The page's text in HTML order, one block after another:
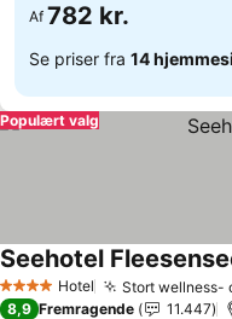
Af 782 kr.
Se priser fra 14
Populært valg
4 StjernerHotel Stort wellness-
Seehotel
8,9 Fremragende 11.447